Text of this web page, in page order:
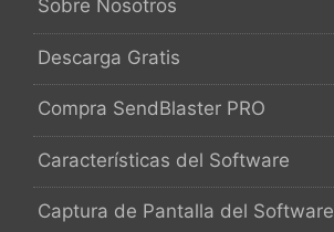
Sobre Nosotros
Descarga Gratis
Compra SendBlaster PRO
Características del Software
Captura de Pantalla del Software